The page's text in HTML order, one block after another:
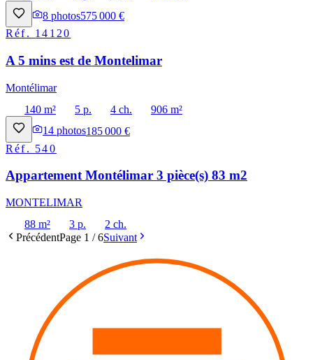
8 photos575 000 €
Réf. 14120
A 5 mins est de Montelimar
Montélimar
140 m²
5 p. 4 ch.
906 m²
14 photos185 000 €
Réf. 540
Appartement Montélimar 3 pièce(s) 83 m2
MONTELIMAR
88 m²
3 p.
2 ch.
PrécédentPage 1 /6Suivant